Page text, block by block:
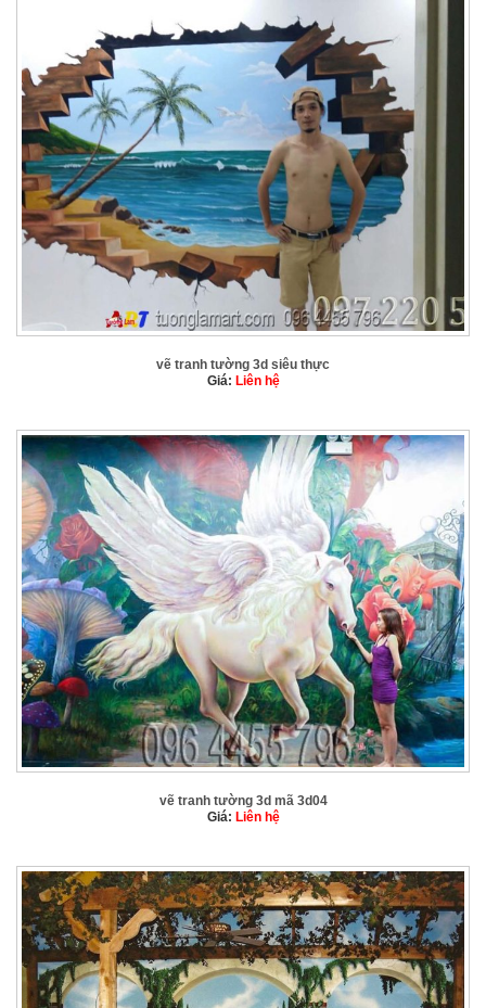
vẽ tranh tường 3d siêu thực
Giá: Liên hệ
vẽ tranh tường 3d mã 3d04
Giá: Liên hệ